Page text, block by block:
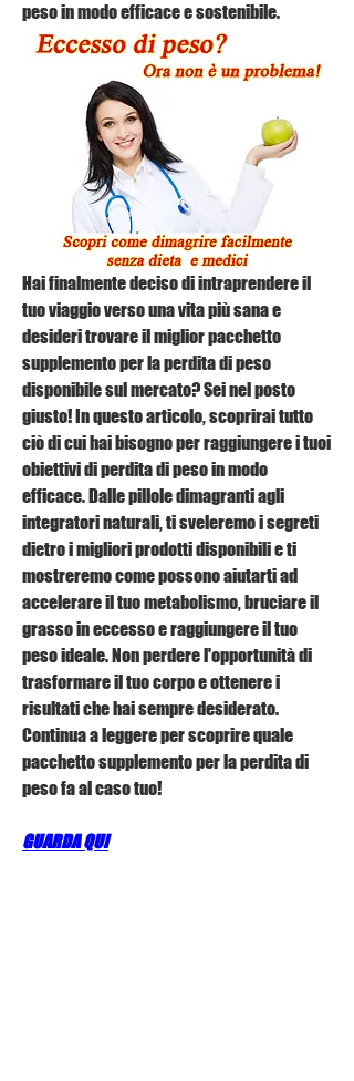
peso in modo efficace e sostenibile.
Hai finalmente deciso di intraprendere il
tuo viaggio verso una vita più sana e
desideri trovare il miglior pacchetto
supplemento per la perdita di peso
disponibile sul mercato? Sei nel posto
giusto! In questo articolo, scoprirai tutto
ciò di cui hai bisogno per raggiungere i tuoi
obiettivi di perdita di peso in modo
efficace. Dalle pillole dimagranti agli
integratori naturali, ti sveleremo i segreti
dietro i migliori prodotti disponibili e ti
mostreremo come possono aiutarti ad
accelerare il tuo metabolismo, bruciare il
grasso in eccesso e raggiungere il tuo
peso ideale. Non perdere l'opportunità di
trasformare il tuo corpo e ottenere i
risultati che hai sempre desiderato.
Continua a leggere per scoprire quale
pacchetto supplemento per la perdita di
peso fa al caso tuo!
GUARDA QUI